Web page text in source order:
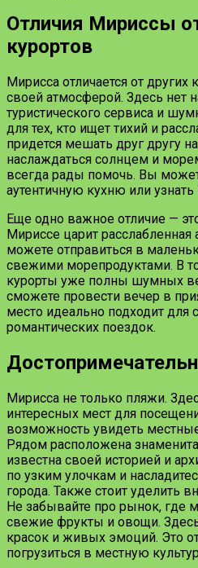
Отличия Мириссы
курортов
Мирисса отличается от
своей атмосферой. Здесь нет
туристического сервиса и
для тех, кто ищет тихий и
придется мешать друг другу
наслаждаться солнцем и
всегда рады помочь. Вы
аутентичную кухню или
Еще одно важное отличие —
Мириссе царит
можете отправиться в
свежими морепродуктами. В
курорты уже полны шумных
сможете провести вечер в
место идеально подходит для
романтических поездок.
Мирисса не только пляжи.
интересных мест для
возможность увидеть
Рядом расположена
известна своей историей и
по узким улочкам и
города. Также стоит уделить
Не забывайте про рынок, где
свежие фрукты и овощи.
красок и живых эмоций. Это
погрузиться в местную